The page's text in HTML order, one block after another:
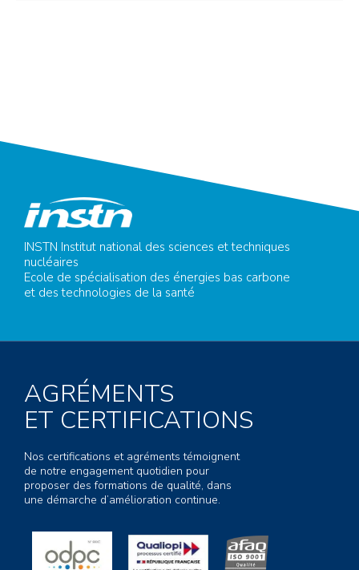
INSTN Institut national des sciences et techniques
nucléaires
Ecole de spécialisation des énergies bas carbone
et des technologies de la santé
AGRÉMENTS
ET CERTIFICATIONS
Nos certifications et agréments témoignent
de notre engagement quotidien pour
proposer des formations de qualité, dans
une démarche d’amélioration continue.